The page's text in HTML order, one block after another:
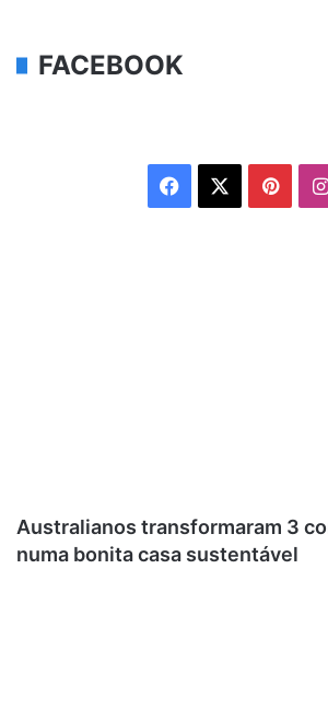
FACEBOOK
Facebook
Australianos transformaram 3
numa bonita casa sustentável